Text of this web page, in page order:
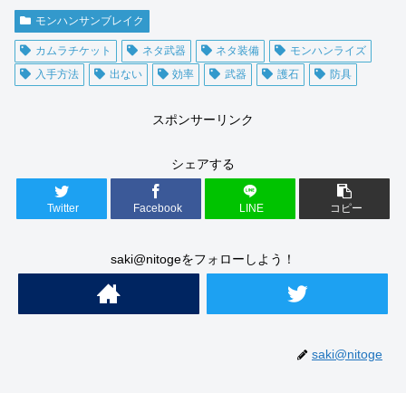
モンハンサンブレイク
カムラチケット ネタ武器 ネタ装備
モンハンライズ
入手方法
出ない 効率 武器 護石 防具
スポンサーリンク
シェアする
Twitter Facebook LINE コピー
saki@nitogeをフォローしよう！
saki@nitoge